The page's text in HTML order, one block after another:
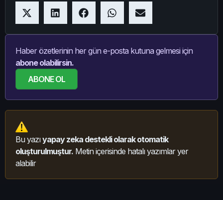
Haber özetlerinin her gün e-posta kutuna gelmesi için
abone olabilirsin.
ABONE OL
Bu yazıyapay zeka destekli olarak otomatik
oluşturulmuştur. Metin içerisinde hatalı yazımlar yer
alabilir